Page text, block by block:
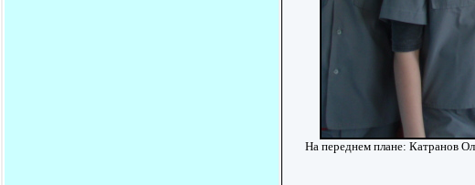
На переднем плане: Катранов